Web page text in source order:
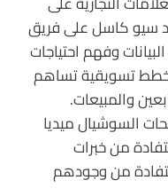
سيو كاسل على فريق
وفهم احتياجات
تسويقية تساهم
والمبيعات.
السوشيال ميديا
من خبرات
من وجودهم